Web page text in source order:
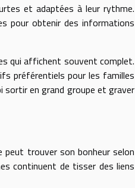
et adaptées à leur rythme.
pour obtenir des informations
qui affichent souvent complet.
préférentiels pour les familles
en grand groupe et graver
peut trouver son bonheur selon
continuent de tisser des liens